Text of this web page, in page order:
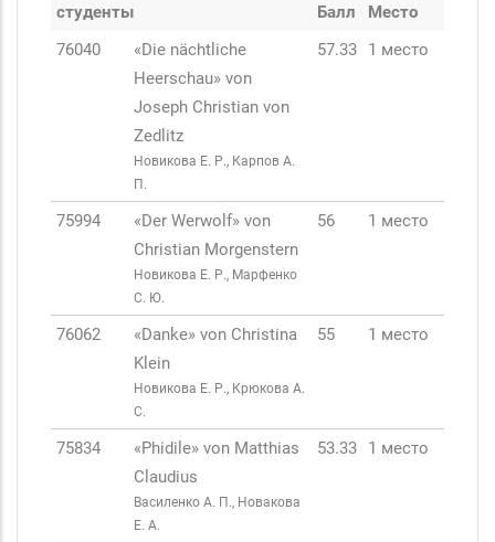
студенты
Балл
Место
76040
«Die nächtliche
Heerschau» von
Joseph Christian von
Zedlitz
Новикова Е. Р., Карпов А.
П.
57.33 1 место
75994
«Der Werwolf» von
Christian Morgenstern
Новикова Е. Р., Марфенко
С. Ю.
56 1 место
76062
«Danke» von Christina
Klein
Новикова Е. Р., Крюкова А.
С.
55 1 место
75834
«Phidile» von Matthias
Claudius
Василенко А. П., Новакова
Е. А.
53.33 1 место